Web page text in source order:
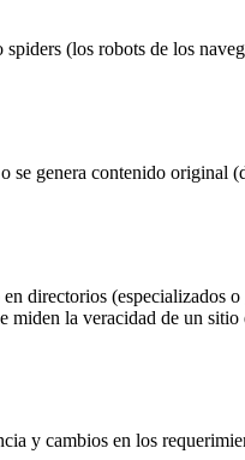
(los robots de los
genera contenido original
directorios (especializados
la veracidad de un
y cambios en los